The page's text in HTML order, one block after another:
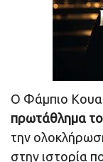
Ο Φάμπιο
πρωτάθλημα
την
στην ιστορία